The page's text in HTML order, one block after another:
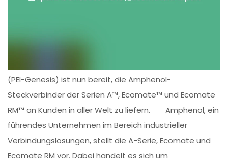
(PEI-Genesis) ist nun bereit, die Amphenol-
Steckverbinder der Serien A™, Ecomate™ und Ecomate
RM™ an Kunden in aller Welt zu liefern. Amphenol, ein
führendes Unternehmen im Bereich industrieller
Verbindungslösungen, stellt die A-Serie, Ecomate und
Ecomate RM vor. Dabei handelt es sich um